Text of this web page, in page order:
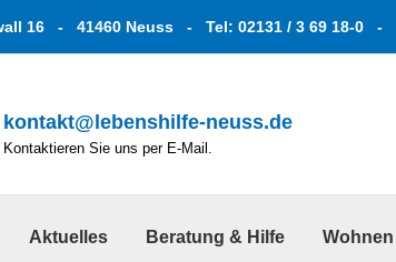
16 - 41460 Neuss - Tel: 02131 / 3 69 18-0 -
kontakt@lebenshilfe-neuss.de
Kontaktieren Sie uns per E-Mail.
Aktuelles Beratung & Hilfe Wohnen